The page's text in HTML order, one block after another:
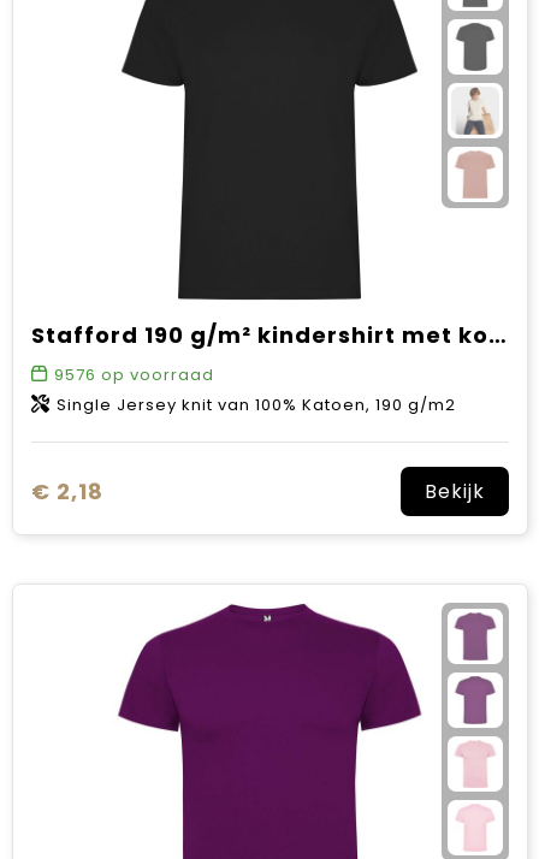
Stafford 190 g/m² kindershirt met korte mouwen
9576 op voorraad
Single Jersey knit van 100% Katoen, 190 g/m2
€ 2,18 Bekijk